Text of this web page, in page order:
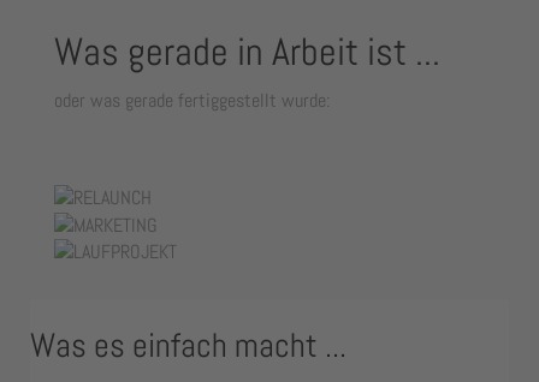
Was gerade in Arbeit ist ...
oder was gerade fertiggestellt wurde:
Was es einfach macht ...